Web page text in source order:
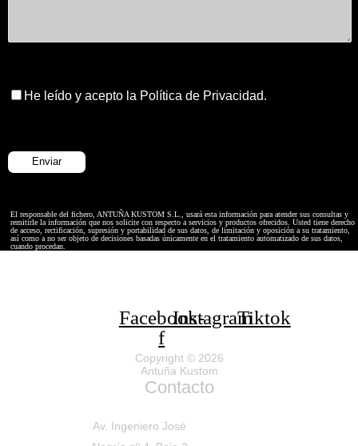
He leído y acepto la Política de Privacidad.
El responsable del fichero, ANTUÑA KUSTOM S.L., usará esta información para atender sus consultas y
remitirle la información que nos solicite con respecto a servicios y productos ofrecidos. Usted tiene derecho
de acceso, rectificación, supresión y portabilidad de sus datos, de limitación y oposición a su tratamiento,
así como a no ser objeto de decisiones basadas únicamente en el tratamiento automatizado de sus datos,
cuando procedan.
Facebook-
f
InstagramTiktok
Copyright © 2026
Antuña Kustom
Contacto
Av. Ingeniero José